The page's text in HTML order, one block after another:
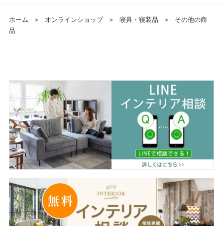
ホーム ＞ オンラインショップ ＞ 寝具・寝装品 ＞
その他の商
品